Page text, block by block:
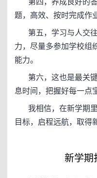
第四，养成良好的答
题，高效、按时完成作
第五，学习与人交往
力，尽量多参加学校组
能力。
第六，这也是最关键
息时间，把握好每一点
我相信，在新学期里
目标，启程远航，取得
新学期